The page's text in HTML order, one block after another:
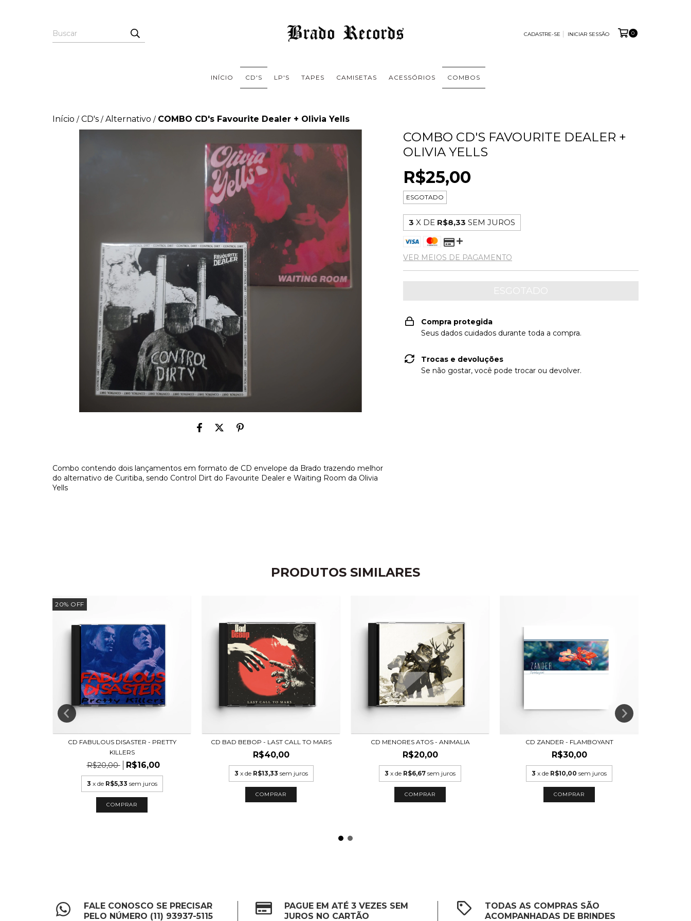
CADASTRE-SE INICIAR SESSÃO 0
INÍCIO CD'S LP'S TAPES CAMISETAS ACESSÓRIOS COMBOS
Início / CD's / Alternativo / COMBO CD's Favourite Dealer + Olivia Yells
Combo contendo dois lançamentos em formato de CD envelope da Brado trazendo melhor
do alternativo de Curitiba, sendo Control Dirt do Favourite Dealer e Waiting Room da Olivia
Yells
COMBO CD'S FAVOURITE DEALER +
OLIVIA YELLS
R$25,00
ESGOTADO
3 X DE R$8,33 SEM JUROS
VER MEIOS DE PAGAMENTO
Compra protegida
Seus dados cuidados durante toda a compra.
Trocas e devoluções
Se não gostar, você pode trocar ou devolver.
PRODUTOS SIMILARES
20% OFF
CD FABULOUS DISASTER - PRETTY
KILLERS
R$20,00 R$16,00
3 x de R$5,33 sem juros
CD BAD BEBOP - LAST CALL TO MARS
R$40,00
3 x de R$13,33 sem juros
CD MENORES ATOS - ANIMALIA
R$20,00
3 x de R$6,67 sem juros
CD ZANDER - FLAMBOYANT
R$30,00
3 x de R$10,00 sem juros
FALE CONOSCO SE PRECISAR
PELO NÚMERO (11) 93937-5115
PAGUE EM ATÉ 3 VEZES SEM
JUROS NO CARTÃO
TODAS AS COMPRAS SÃO
ACOMPANHADAS DE BRINDES